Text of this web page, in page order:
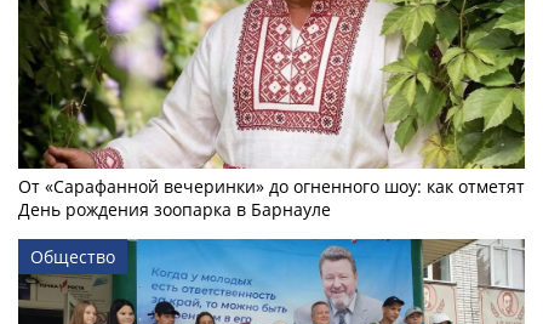
От «Сарафанной вечеринки» до огненного шоу: как отметят
День рождения зоопарка в Барнауле
Общество